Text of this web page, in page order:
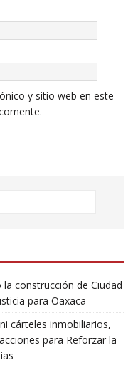
y sitio web en este
construcción de Ciudad
para Oaxaca
cárteles inmobiliarios,
para Reforzar la